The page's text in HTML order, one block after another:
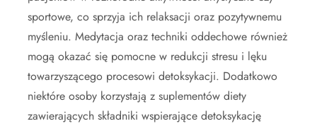
sportowe, co sprzyja ich relaksacji oraz pozytywnemu
myśleniu. Medytacja oraz techniki oddechowe również
mogą okazać się pomocne w redukcji stresu i lęku
towarzyszącego procesowi detoksykacji. Dodatkowo
niektóre osoby korzystają z suplementów diety
zawierających składniki wspierające detoksykację